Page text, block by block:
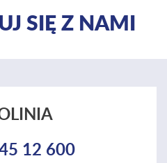
SIĘ Z NAMI
12 600